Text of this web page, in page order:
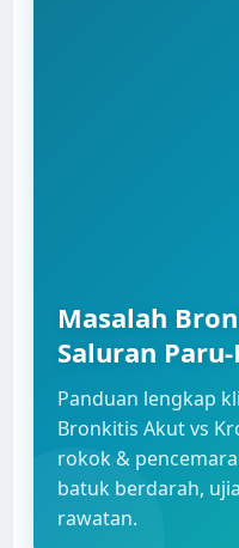
Masalah
Saluran
Panduan lengkap
Bronkitis Akut vs
rokok &
batuk berdarah,
rawatan.